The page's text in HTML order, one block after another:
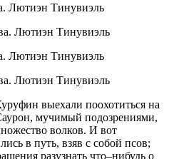
Лютиэн Тинувиэль
Лютиэн Тинувиэль
выехали поохотиться на
мучимый подозрениями,
волков. И вот
в путь, взяв с собой псов;
разузнать что–нибудь о